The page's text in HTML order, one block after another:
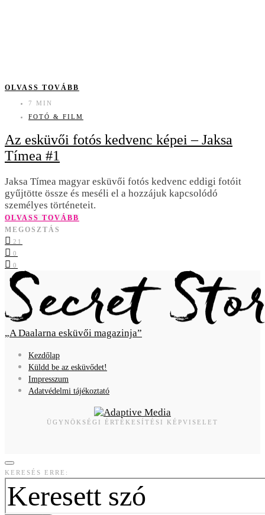
OLVASS TOVÁBB
7 MIN
FOTÓ & FILM
Az esküvői fotós kedvenc képei – Jaksa
Tímea #1
Jaksa Tímea magyar esküvői fotós kedvenc eddigi fotóit
gyűjtötte össze és meséli el a hozzájuk kapcsolódó
személyes történeteit.
OLVASS TOVÁBB
MEGOSZTÁS
21
0
0
A Daalarna esküvői magazinja
Kezdőlap
Küldd be az esküvődet!
Impresszum
Adatvédelmi tájékoztató
ÜGYNÖKSÉGI ÉRTÉKESÍTÉSI KÉPVISELET
KERESÉS ERRE: